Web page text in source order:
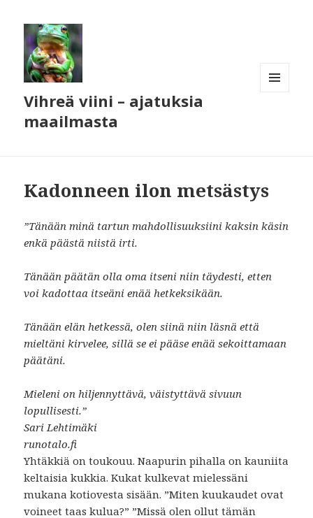
Vihreä viini – ajatuksia
maailmasta
Kadonneen ilon metsästys
”Tänään minä tartun mahdollisuuksiini kaksin käsin
enkä päästä niistä irti.
Tänään päätän olla oma itseni niin täydesti, etten
voi kadottaa itseäni enää hetkeksikään.
Tänään elän hetkessä, olen siinä niin läsnä että
mieltäni kirvelee, sillä se ei pääse enää sekoittamaan
päätäni.
Mieleni on hiljennyttävä, väistyttävä sivuun
lopullisesti.”
Sari Lehtimäki
runotalo.fi
Yhtäkkiä on toukouu. Naapurin pihalla on kauniita
keltaisia kukkia. Kukat kulkevat mielessäni
mukana kotiovesta sisään. ”Miten kuukaudet ovat
voineet taas kulua?” ”Missä olen ollut tämän